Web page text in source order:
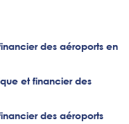
des aéroports en
et financier des
des aéroports